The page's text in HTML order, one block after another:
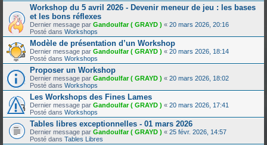
Workshop du 5 avril 2026 - Devenir meneur de jeu : les bases
et les bons réflexes
Dernier message par Gandoulfar ( GRAYD ) « 20 mars 2026, 20:16
Posté dans Workshops
Modèle de présentation d’un Workshop
Dernier message par Gandoulfar ( GRAYD ) « 20 mars 2026, 18:14
Posté dans Workshops
Proposer un Workshop
Dernier message par Gandoulfar ( GRAYD ) « 20 mars 2026, 18:02
Posté dans Workshops
Les Workshops des Fines Lames
Dernier message par Gandoulfar ( GRAYD ) « 20 mars 2026, 17:41
Posté dans Workshops
Tables libres exceptionnelles - 01 mars 2026
Dernier message par Gandoulfar ( GRAYD ) « 25 févr. 2026, 14:57
Posté dans Tables Libres